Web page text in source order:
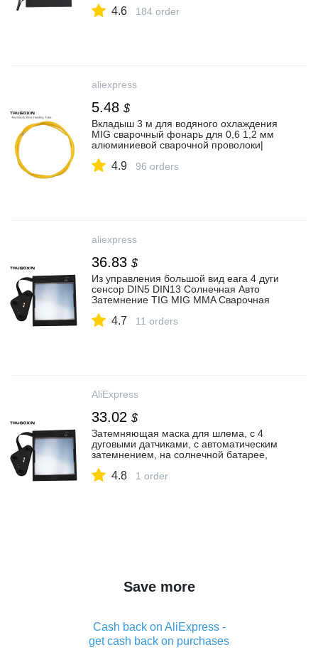
глаз фильтр объектива|welding
4.6 184 order
aliexpress
5.48 $
Вкладыш 3 м для водяного охлаждения
MIG сварочный фонарь для 0,6 1,2 мм
алюминиевой сварочной проволоки|
4.9 96 orders
aliexpress
36.83 $
Из управления большой вид eara 4 дуги
сенсор DIN5 DIN13 Солнечная Авто
Затемнение TIG MIG MMA Сварочная
очки|4 arc sensor|welding maskauto
4.7 11 orders
AliExpress
33.02 $
Затемняющая маска для шлема, с 4
дуговыми датчиками, с автоматическим
затемнением, на солнечной батарее,
фильтрующая линза, очки для шлема|
4.8 1 order
Save more
Cash back on AliExpress -
get cash back on purchases